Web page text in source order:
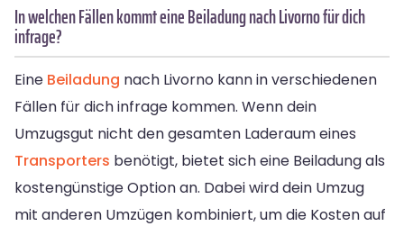
In welchen Fällen kommt eine Beiladung nach Livorno für dich
infrage?
Eine Beiladung nach Livorno kann in verschiedenen
Fällen für dich infrage kommen. Wenn dein
Umzugsgut nicht den gesamten Laderaum eines
Transporters benötigt, bietet sich eine Beiladung als
kostengünstige Option an. Dabei wird dein Umzug
mit anderen Umzügen kombiniert, um die Kosten auf